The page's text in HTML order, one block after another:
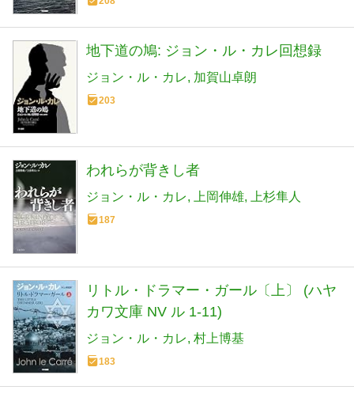
地下道の鳩: ジョン・ル・カレ回想録
ジョン・ル・カレ 加賀山卓朗
203
われらが背きし者
ジョン・ル・カレ 上岡伸雄 上杉隼人
187
リトル・ドラマー・ガール〔上〕 (ハヤ
カワ文庫 NV ル 1-11)
ジョン・ル・カレ 村上博基
183